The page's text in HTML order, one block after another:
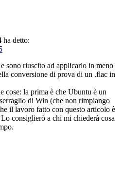
ha detto:
sono riuscito ad applicarlo in meno
conversione di prova di un .flac in
cose: la prima è che Ubuntu è un
di Win (che non rimpiango
il lavoro fatto con questo articolo è
consiglierò a chi mi chiederà cosa